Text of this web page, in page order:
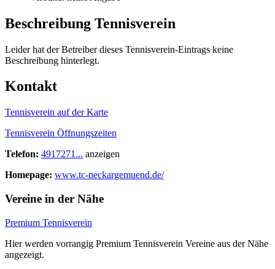
Beschreibung Tennisverein
Leider hat der Betreiber dieses Tennisverein-Eintrags keine
Beschreibung hinterlegt.
Kontakt
Tennisverein auf der Karte
Tennisverein Öffnungszeiten
Telefon: 4917271... anzeigen
Homepage: www.tc-neckargemuend.de/
Vereine in der Nähe
Premium Tennisverein
Hier werden vorrangig Premium Tennisverein Vereine aus der Nähe
angezeigt.